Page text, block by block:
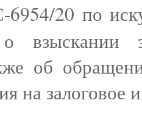
20 по
взыскании
об
на